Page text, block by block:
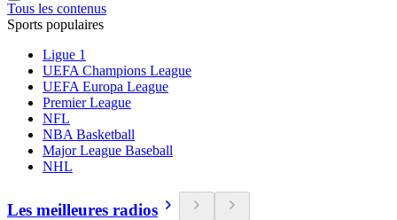
Tous les contenus
Sports populaires
Ligue 1
UEFA Champions League
UEFA Europa League
Premier League
NFL
NBA Basketball
Major League Baseball
NHL
Les meilleures radios